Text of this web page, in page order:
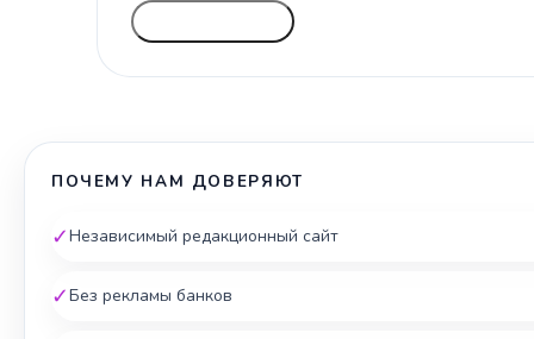
ПОЧЕМУ НАМ ДОВЕРЯЮТ
✓Независимый редакционный сайт
✓Без рекламы банков